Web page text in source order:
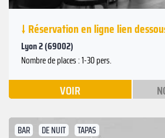
↓ Réservation en ligne lien
Lyon 2 (69002)
Nombre de places : 1-30 pers.
VOIR
BAR DE NUIT TAPAS